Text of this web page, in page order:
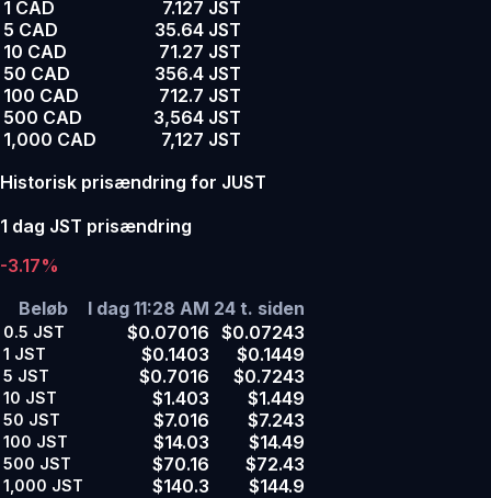
1 CAD
7.127 JST
5 CAD
35.64 JST
10 CAD
71.27 JST
50 CAD
356.4 JST
100 CAD
712.7 JST
500 CAD
3,564 JST
1,000 CAD
7,127 JST
Historisk prisændring for JUST
1 dag JST prisændring
-3.17%
Beløb
I dag 11:28 AM 24 t. siden
0.5 JST $0.07016 $0.07243
1 JST $0.1403 $0.1449
5 JST $0.7016 $0.7243
10 JST $1.403 $1.449
50 JST $7.016 $7.243
100 JST $14.03 $14.49
500 JST $70.16 $72.43
1,000 JST $140.3
$144.9